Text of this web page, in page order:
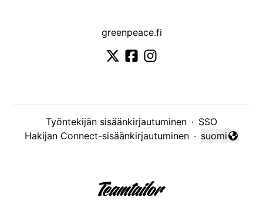
greenpeace.fi
Työntekijän sisäänkirjautuminen · SSO
Hakijan Connect-sisäänkirjautuminen ·
Vaihda kieli
suomi